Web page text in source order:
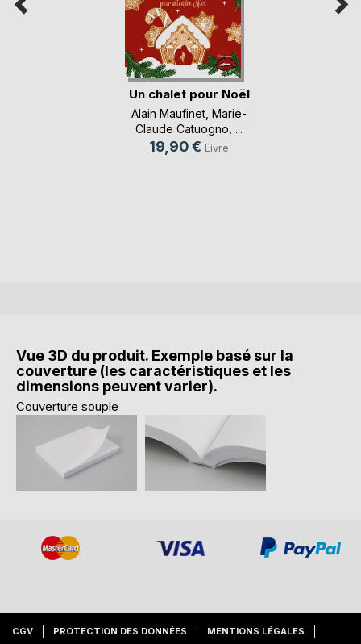
Un chalet pour Noël
Alain Maufinet Marie-
Claude Catuogno , ...
19,90 € Livre
Vue 3D du produit. Exemple basé sur la
couverture (les caractéristiques et les
dimensions peuvent varier).
Couverture souple
CGV PROTECTION DES DONNÉES MENTIONS LÉGALES